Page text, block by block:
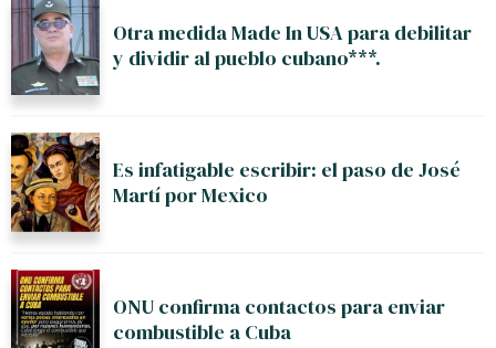
Otra medida Made In USA para debilitar
y dividir al pueblo cubano***.
Es infatigable escribir: el paso de José
Martí por Mexico
ONU confirma contactos para enviar
combustible a Cuba